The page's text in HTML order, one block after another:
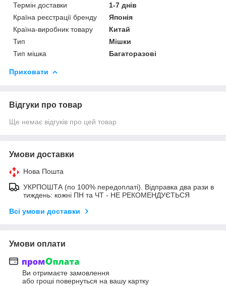
Термін доставки
1-7 днів
Країна реєстрації бренду
Японія
Країна-виробник товару
Китай
Тип
Мішки
Тип мішка
Багаторазові
Приховати
Відгуки про товар
Ще немає відгуків про цей товар
Умови доставки
Нова Пошта
УКРПОШТА (по 100% передоплаті). Відправка два рази в
тиждень: кожні ПН та ЧТ - НЕ РЕКОМЕНДУЄТЬСЯ
Всі умови доставки
Умови оплати
Ви отримаєте замовлення
або гроші повернуться на вашу картку